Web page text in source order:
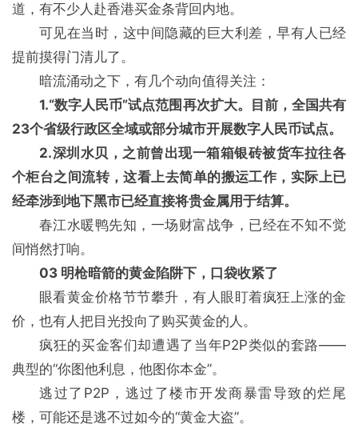
道，有不少人赴香港买金条背回内地。
可见在当时，这中间隐藏的巨大利差，早有人已经
提前摸得门清儿了。
暗流涌动之下，有几个动向值得关注：
1.“数字人民币”试点范围再次扩大。目前，全国共有
23个省级行政区全域或部分城市开展数字人民币试点。
2.深圳水贝，之前曾出现一箱箱银砖被货车拉往各
个柜台之间流转，这看上去简单的搬运工作，实际上已
经牵涉到地下黑市已经直接将贵金属用于结算。
春江水暖鸭先知，一场财富战争，已经在不知不觉
间悄然打响。
03 明枪暗箭的黄金陷阱下，口袋收紧了
眼看黄金价格节节攀升，有人眼盯着疯狂上涨的金
价，也有人把目光投向了购买黄金的人。
疯狂的买金客们却遭遇了当年P2P类似的套路——
典型的“你图他利息，他图你本金”。
逃过了P2P，逃过了楼市开发商暴雷导致的烂尾
楼，可能还是逃不过如今的“黄金大盗”。